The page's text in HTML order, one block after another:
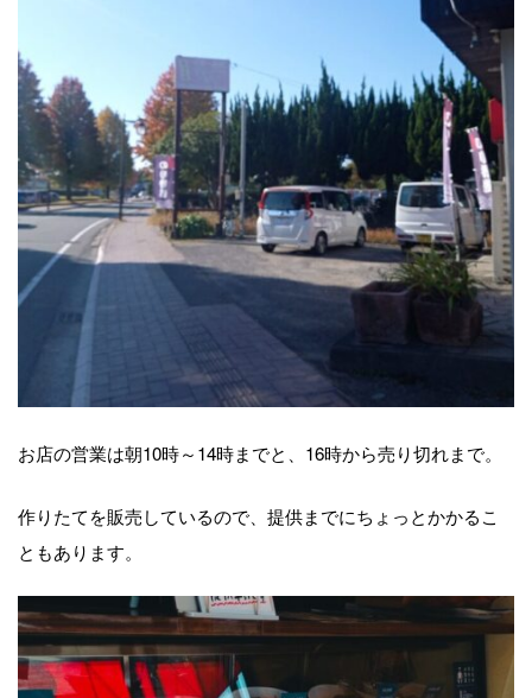
お店の営業は朝10時～14時までと、16時から売り切れまで。
作りたてを販売しているので、提供までにちょっとかかるこ
ともあります。